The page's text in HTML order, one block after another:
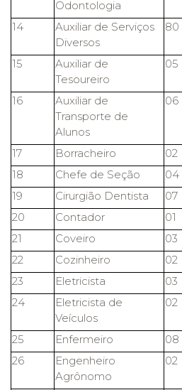
Odontologia
14
Auxiliar de Serviços
Diversos
80
15
Auxiliar de
Tesoureiro
05
16
Auxiliar de
Transporte de
Alunos
06
17 Borracheiro 02
18
Chefe de Seção 04
19
Cirurgião Dentista 07
20
Contador 01
21
Coveiro 03
22
Cozinheiro 02
23
Eletricista 03
24
Eletricista de
Veículos
02
25 Enfermeiro 08
26
Engenheiro
Agrônomo
02